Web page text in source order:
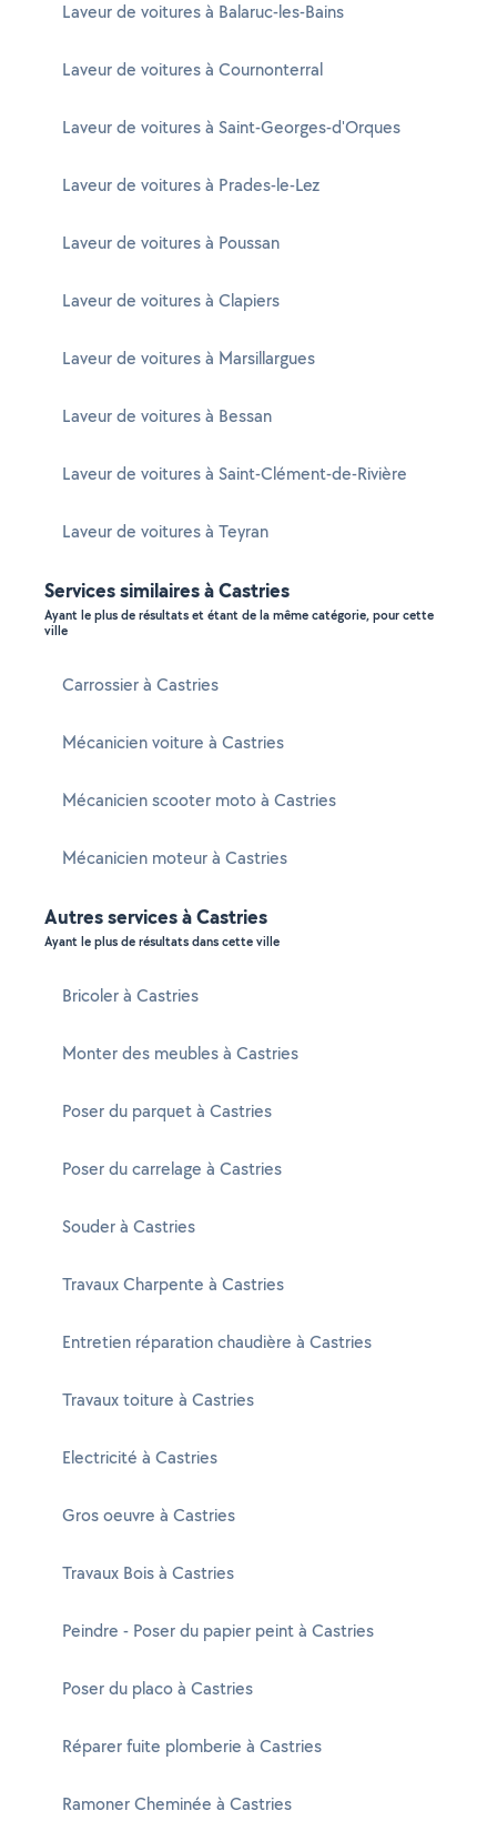
Laveur de voitures à Balaruc-les-Bains
Laveur de voitures à Cournonterral
Laveur de voitures à Saint-Georges-d'Orques
Laveur de voitures à Prades-le-Lez
Laveur de voitures à Poussan
Laveur de voitures à Clapiers
Laveur de voitures à Marsillargues
Laveur de voitures à Bessan
Laveur de voitures à Saint-Clément-de-Rivière
Laveur de voitures à Teyran
Services similaires à Castries
Ayant le plus de résultats et étant de la même catégorie, pour cette
ville
Carrossier à Castries
Mécanicien voiture à Castries
Mécanicien scooter moto à Castries
Mécanicien moteur à Castries
Autres services à Castries
Ayant le plus de résultats dans cette ville
Bricoler à Castries
Monter des meubles à Castries
Poser du parquet à Castries
Poser du carrelage à Castries
Souder à Castries
Travaux Charpente à Castries
Entretien réparation chaudière à Castries
Travaux toiture à Castries
Electricité à Castries
Gros oeuvre à Castries
Travaux Bois à Castries
Peindre - Poser du papier peint à Castries
Poser du placo à Castries
Réparer fuite plomberie à Castries
Ramoner Cheminée à Castries